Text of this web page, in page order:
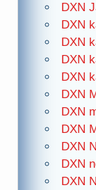
DXN
DXN
DXN
DXN
DXN
DXN
DXN
DXN
DXN
DXN
DXN